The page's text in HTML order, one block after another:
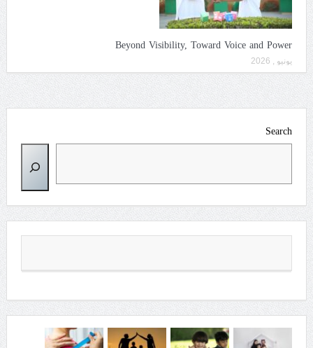
Beyond Visibility, Toward Voice and Power
يونيو , 2026
Search